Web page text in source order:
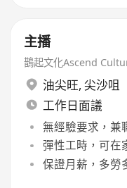
主播
鵲起文化Ascend
油尖旺, 尖沙咀
工作日面議
無經驗要求，兼
彈性工時，可在
保證月薪，多勞